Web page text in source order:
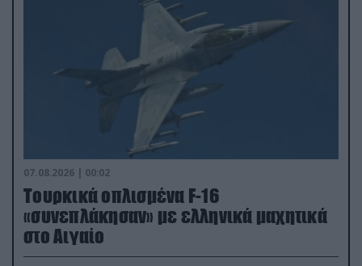
07.08.2026 | 00:02
Τουρκικά οπλισμένα F-16
«συνεπλάκησαν» με ελληνικά μαχητικά
στο Αιγαίο